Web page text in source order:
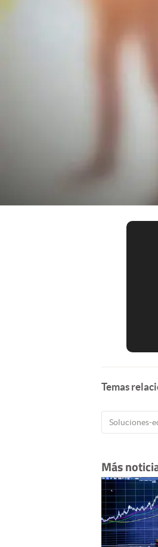
Temas
Soluciones-
Más